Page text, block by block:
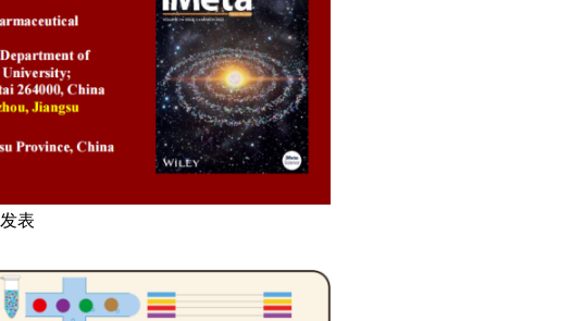
发表